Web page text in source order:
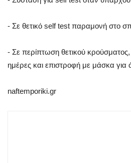
- Σε θετικό self test παραμονή στο
- Σε περίπτωση θετικού
ημέρες και επιστροφή με μάσκα για
naftemporiki.gr